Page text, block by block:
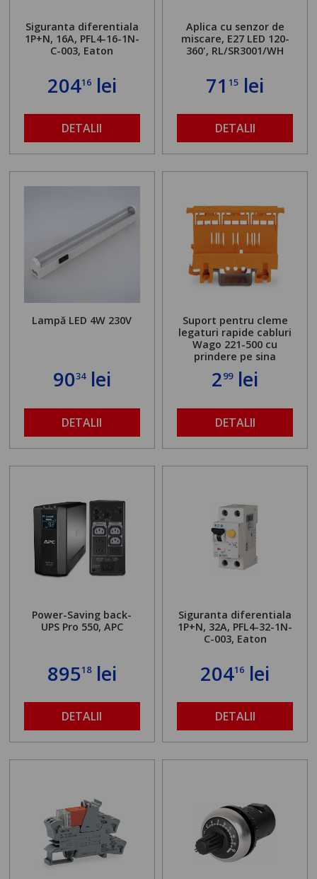
Siguranta diferentiala
1P+N, 16A, PFL4-16-1N-
C-003, Eaton
20416lei
DETALII
Aplica cu senzor de
miscare, E27 LED 120-
360', RL/SR3001/WH
7115 lei
DETALII
Lampă LED 4W 230V
9034lei
DETALII
Suport pentru cleme
legaturi rapide cabluri
Wago 221-500 cu
prindere pe sina
299lei
DETALII
Power-Saving back-
UPS Pro 550, APC
89518lei
DETALII
Siguranta diferentiala
1P+N, 32A, PFL4-32-1N-
C-003, Eaton
20416 lei
DETALII